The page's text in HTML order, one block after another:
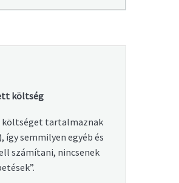
költség
költséget tartalmaznak
így semmilyen egyéb és
számítani, nincsenek